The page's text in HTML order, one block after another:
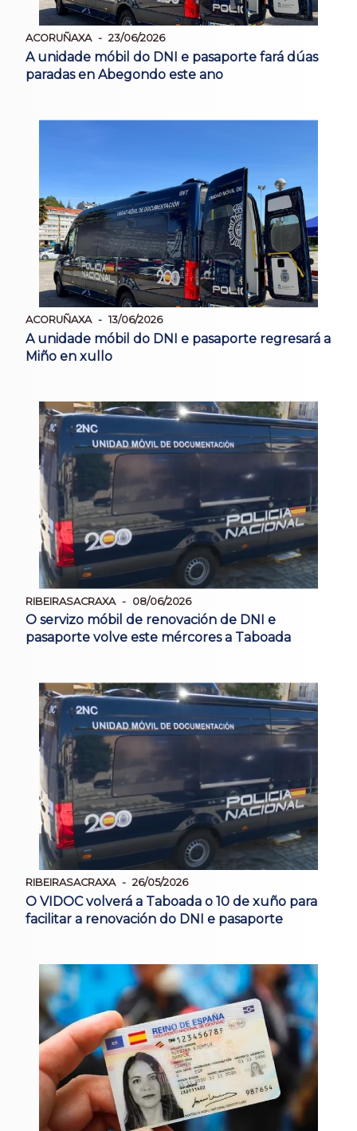
ACORUÑAXA 23/06/2026
A unidade móbil do DNI e pasaporte fará dúas
paradas en Abegondo este ano
ACORUÑAXA 13/06/2026
A unidade móbil do DNI e pasaporte regresará a
Miño en xullo
RIBEIRASACRAXA 08/06/2026
O servizo móbil de renovación de DNI e
pasaporte volve este mércores a Taboada
RIBEIRASACRAXA 26/05/2026
O VIDOC volverá a Taboada o 10 de xuño para
facilitar a renovación do DNI e pasaporte